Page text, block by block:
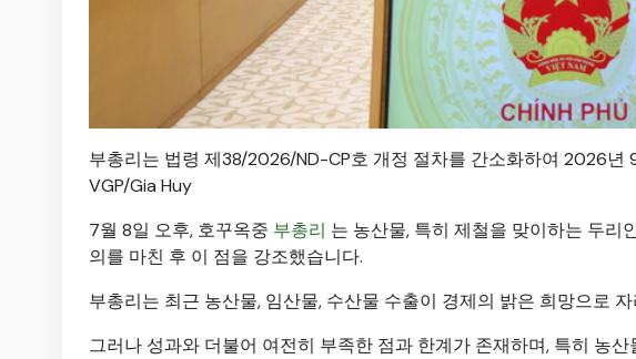
부총리는 법령 제38/2026/ND-CP호 개정 절차를 간소화하여 2026년
VGP/Gia Huy
7월 8일 오후, 호꾸옥중 부총리 는 농산물, 특히 제철을 맞이하는 두리
의를 마친 후 이 점을 강조했습니다.
부총리는 최근 농산물, 임산물, 수산물 수출이 경제의 밝은 희망으로
그러나 성과와 더불어 여전히 부족한 점과 한계가 존재하며, 특히 농